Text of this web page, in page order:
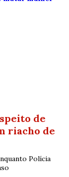
de
riacho de
Polícia